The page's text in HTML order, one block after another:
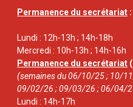
Permanence du secrétariat :
Lundi : 12h-13h ; 14h-18h
Mercredi : 10h-13h ; 14h-16h
Permanence du secrétariat
(semaines du 06/10/25 ; 10/
09/02/26 ; 09/03/26 ; 06/04/
Lundi : 14h-17h